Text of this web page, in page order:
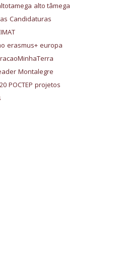
alto tâmega
Candidaturas
erasmus+ europa
Montalegre
POCTEP projetos